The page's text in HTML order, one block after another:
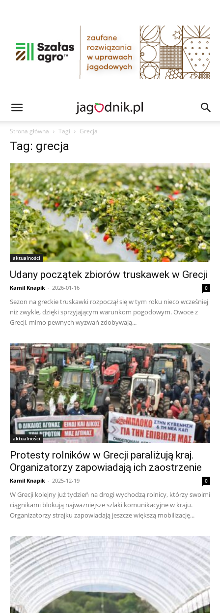
Strona główna Tagi Grecja
Tag: grecja
aktualności
Udany początek zbiorów truskawek w Grecji
Kamil Knapik - 2026-01-16 0
Sezon na greckie truskawki rozpoczął się w tym roku nieco wcześniej
niż zwykle, dzięki sprzyjającym warunkom pogodowym. Owoce z
Grecji, mimo pewnych wyzwań zdobywają...
aktualności
Protesty rolników w Grecji paraliżują kraj.
Organizatorzy zapowiadają ich zaostrzenie
Kamil Knapik - 2025-12-19 0
W Grecji kolejny już tydzień na drogi wychodzą rolnicy, którzy swoimi
ciągnikami blokują najważniejsze szlaki komunikacyjne w kraju.
Organizatorzy strajku zapowiadają jeszcze większą mobilizację...